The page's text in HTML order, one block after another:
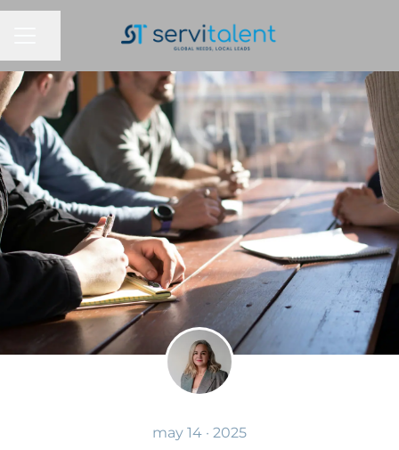
MENÚ DE EMPLEO
Compartir página
may 14 · 2025